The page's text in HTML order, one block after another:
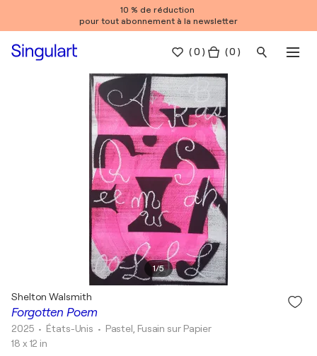
10 % de réduction
pour tout abonnement à la newsletter
(0 ) ( 0 )
1/5
Forgotten Poem
Shelton Walsmith
2025 • États-Unis • Pastel, Fusain sur Papier
18 x 12 in